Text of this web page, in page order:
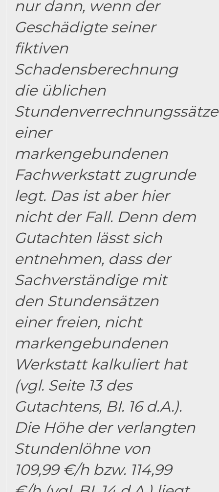
nur dann, wenn der
Geschädigte seiner
fiktiven
Schadensberechnung
die üblichen
Stundenverrechnungssätze
einer
markengebundenen
Fachwerkstatt zugrunde
legt. Das ist aber hier
nicht der Fall. Denn dem
Gutachten lässt sich
entnehmen, dass der
Sachverständige mit
den Stundensätzen
einer freien, nicht
markengebundenen
Werkstatt kalkuliert hat
(vgl. Seite 13 des
Gutachtens, BI. 16 d.A.).
Die Höhe der verlangten
Stundenlöhne von
109,99 €/h bzw. 114,99